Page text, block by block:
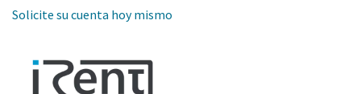
Solicite su cuenta hoy mismo